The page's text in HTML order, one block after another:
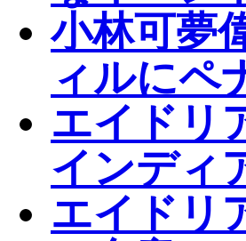
小林可夢
ィルにペ
エイドリ
インディ
エイドリ